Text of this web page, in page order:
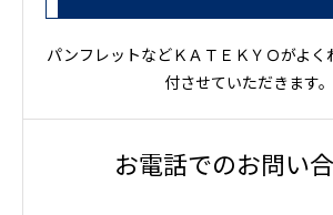
パンフレットなどＫＡＴＥＫＹＯがよ
付させていただきます。
お電話でのお問い